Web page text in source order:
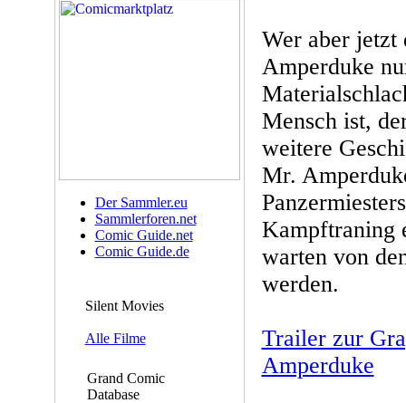
Der Sammler.eu
Sammlerforen.net
Comic Guide.net
Comic Guide.de
Silent Movies
Alle Filme
Grand Comic
Database
Wer aber jetzt
Amperduke
Mensch ist,
weitere
Mr.
Kampftraning
warten von
werden.
Trailer zur
Amperduke